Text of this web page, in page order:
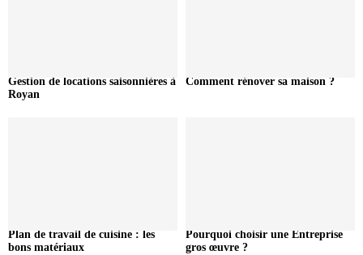
Gestion de locations saisonnières à
Royan
Comment rénover sa maison ?
Plan de travail de cuisine : les
bons matériaux
Pourquoi choisir une Entreprise
gros œuvre ?